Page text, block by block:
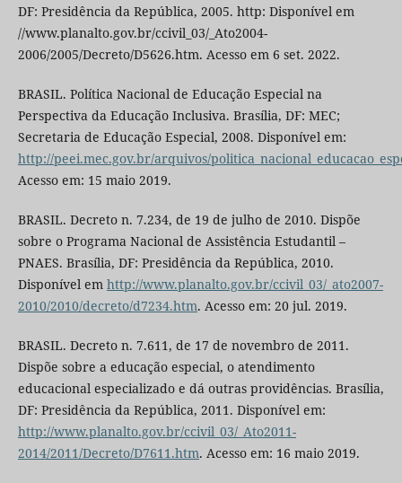
DF: Presidência da República, 2005. http: Disponível em
//www.planalto.gov.br/ccivil_03/_Ato2004-
2006/2005/Decreto/D5626.htm. Acesso em 6 set. 2022.
BRASIL. Política Nacional de Educação Especial na
Perspectiva da Educação Inclusiva. Brasília, DF: MEC;
Secretaria de Educação Especial, 2008. Disponível em:
http://peei.mec.gov.br/arquivos/
Acesso em: 15 maio 2019.
BRASIL. Decreto n. 7.234, de 19 de julho de 2010. Dispõe
sobre o Programa Nacional de Assistência Estudantil –
PNAES. Brasília, DF: Presidência da República, 2010.
Disponível em http://www.planalto.gov.br/ccivil_03/_ato2007-
2010/2010/decreto/d7234.htm. Acesso em: 20 jul. 2019.
BRASIL. Decreto n. 7.611, de 17 de novembro de 2011.
Dispõe sobre a educação especial, o atendimento
educacional especializado e dá outras providências. Brasília,
DF: Presidência da República, 2011. Disponível em:
http://www.planalto.gov.br/ccivil_03/_Ato2011-
2014/2011/Decreto/D7611.htm. Acesso em: 16 maio 2019.